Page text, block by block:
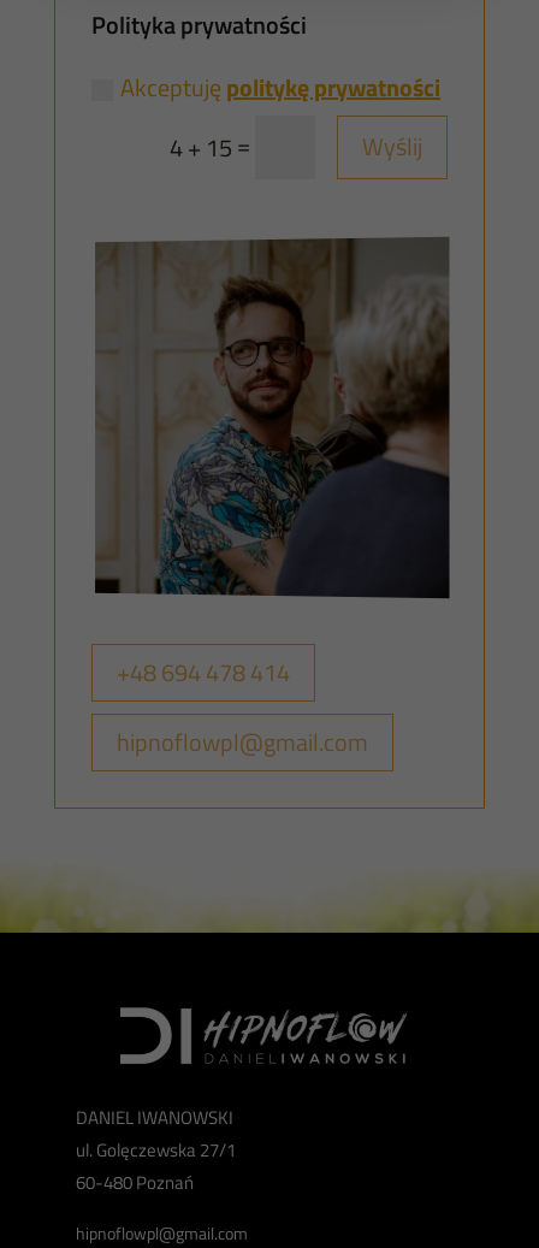
Polityka prywatności
Akceptujępolitykę prywatności
4 + 15= Wyślij
+48 694 478 414
hipnoflowpl@gmail.com
DANIEL IWANOWSKI
ul. Golęczewska 27/1
60-480 Poznań
hipnoflowpl@gmail.com